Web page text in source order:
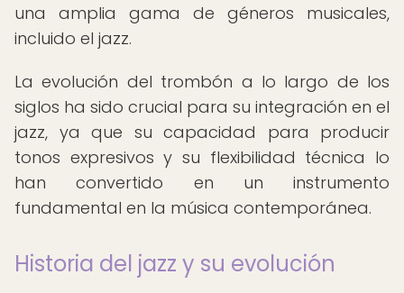
una amplia gama de géneros musicales,
incluido el jazz.
La evolución del trombón a lo largo de los
siglos ha sido crucial para su integración en el
jazz, ya que su capacidad para producir
tonos expresivos y su flexibilidad técnica lo
han convertido en un instrumento
fundamental en la música contemporánea.
Historia del jazz y su evolución